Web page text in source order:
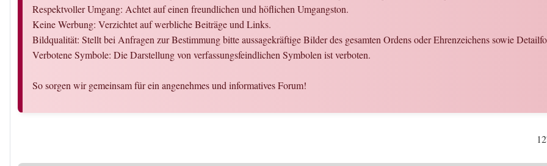
Respektvoller Umgang: Achtet auf einen freundlichen und höflichen Umgangston.
Keine Werbung: Verzichtet auf werbliche Beiträge und Links.
Bildqualität: Stellt bei Anfragen zur Bestimmung bitte aussagekräftige Bilder des gesamten Ordens oder Ehrenzeichens sowie
Verbotene Symbole: Die Darstellung von verfassungsfeindlichen Symbolen ist verboten.
So sorgen wir gemeinsam für ein angenehmes und informatives Forum!